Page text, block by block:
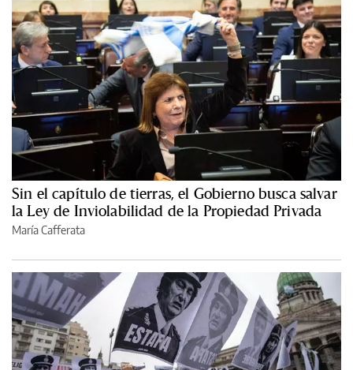
Sin el capítulo de tierras, el Gobierno busca salvar
la Ley de Inviolabilidad de la Propiedad Privada
María Cafferata